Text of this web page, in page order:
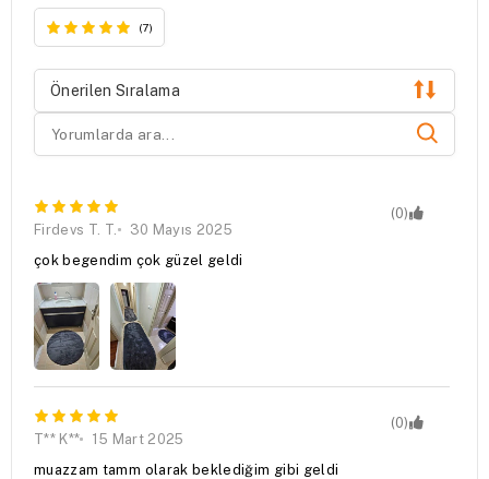
(7)
Önerilen Sıralama
(0)
Firdevs T. T.
30 Mayıs 2025
çok begendim çok güzel geldi
(0)
T** K**
15 Mart 2025
muazzam tamm olarak beklediğim gibi geldi